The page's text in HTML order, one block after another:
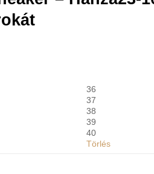
36
37
38
39
40
Törlés